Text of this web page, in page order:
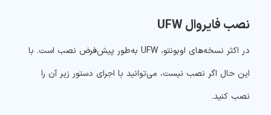
نصب فایروال UFW
در اکثر نسخه‌های اوبونتو، UFW به‌طور پیش‌فرض نصب است. با
این حال اگر نصب نیست، می‌توانید با اجرای دستور زیر آن را
نصب کنید.